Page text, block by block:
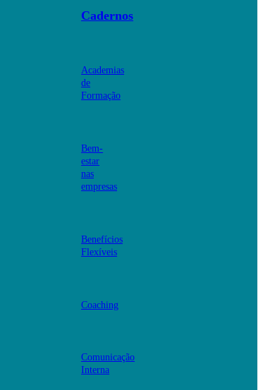
Cadernos
Academias
de
Formação
Bem-
estar
nas
empresas
Benefícios
Flexíveis
Coaching
Comunicação
Interna